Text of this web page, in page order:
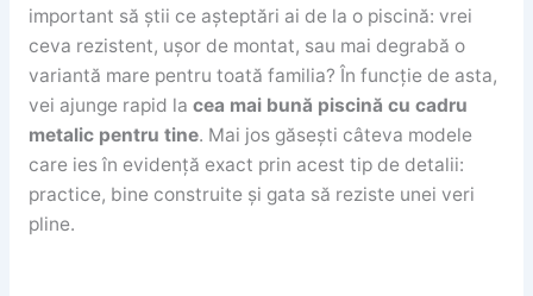
important să știi ce așteptări ai de la o piscină: vrei
ceva rezistent, ușor de montat, sau mai degrabă o
variantă mare pentru toată familia? În funcție de asta,
vei ajunge rapid la cea mai bună piscină cu cadru
metalic pentru tine. Mai jos găsești câteva modele
care ies în evidență exact prin acest tip de detalii:
practice, bine construite și gata să reziste unei veri
pline.